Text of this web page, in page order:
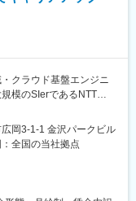
提案）
で終わるものも多いで
して活躍いただきま
クラウド基盤エンジニ
模のSIerであるNTTデ
定義、アーキテクチャ
プロジェクト管理
共システムを中心とした
いて、高い技術力とリ
岡3-1-1 金沢パークビル
全国の当社拠点